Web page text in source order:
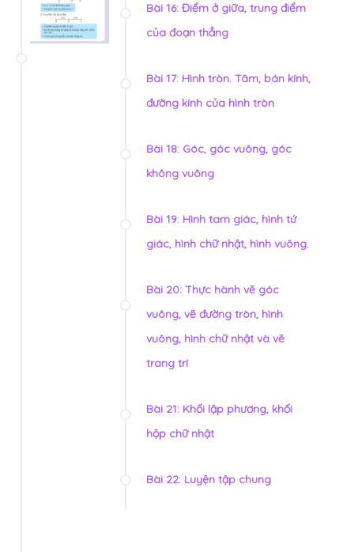
Bài 16: Điểm ở giữa, trung điểm
của đoạn thẳng
Bài 17: Hình tròn. Tâm, bán kính,
đường kính của hình tròn
Bài 18: Góc, góc vuông, góc
không vuông
Bài 19: Hình tam giác, hình tứ
giác, hình chữ nhật, hình vuông.
Bài 20: Thực hành vẽ góc
vuông, vẽ đường tròn, hình
vuông, hình chữ nhật và vẽ
trang trí
Bài 21: Khối lập phương, khối
hộp chữ nhật
Bài 22: Luyện tập chung